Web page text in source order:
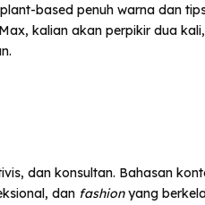
based penuh warna dan
kalian akan perpikir dua
dan konsultan. Bahasan
dan fashionyang